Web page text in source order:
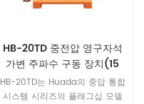
HB-20TD 중전압 영구자석
가변 주파수 구동 장치(15
kW, 레이저 절단 응용 분야
전용)
HB-20TD는 Huada의 중압 통합
시스템 시리즈의 플래그십 모델